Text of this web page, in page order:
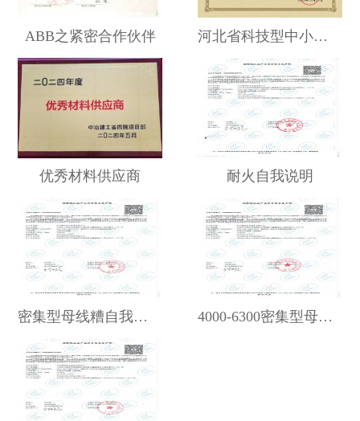
联系我们
ABB之紧密合作伙伴 河北省科技型中小企业
优秀材料供应商 耐火自我说明
密集型母线糟自我说明 4000-6300密集型母线...